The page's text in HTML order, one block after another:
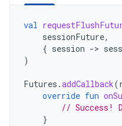
val
sessionFuture,
{ session ->
)
Futures .addCallback(
override fun
// Success!
}